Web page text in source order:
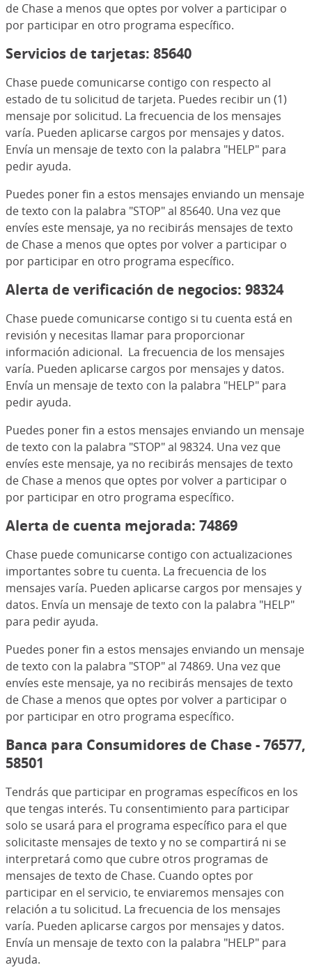
de Chase a menos que optes por volver a participar o
por participar en otro programa específico.
Servicios de tarjetas: 85640
Chase puede comunicarse contigo con respecto al
estado de tu solicitud de tarjeta. Puedes recibir un (1)
mensaje por solicitud. La frecuencia de los mensajes
varía. Pueden aplicarse cargos por mensajes y datos.
Envía un mensaje de texto con la palabra "HELP" para
pedir ayuda.
Puedes poner fin a estos mensajes enviando un mensaje
de texto con la palabra "STOP" al 85640. Una vez que
envíes este mensaje, ya no recibirás mensajes de texto
de Chase a menos que optes por volver a participar o
por participar en otro programa específico.
Alerta de verificación de negocios: 98324
Chase puede comunicarse contigo si tu cuenta está en
revisión y necesitas llamar para proporcionar
información adicional. La frecuencia de los mensajes
varía. Pueden aplicarse cargos por mensajes y datos.
Envía un mensaje de texto con la palabra "HELP" para
pedir ayuda.
Puedes poner fin a estos mensajes enviando un mensaje
de texto con la palabra "STOP" al 98324. Una vez que
envíes este mensaje, ya no recibirás mensajes de texto
de Chase a menos que optes por volver a participar o
por participar en otro programa específico.
Alerta de cuenta mejorada: 74869
Chase puede comunicarse contigo con actualizaciones
importantes sobre tu cuenta. La frecuencia de los
mensajes varía. Pueden aplicarse cargos por mensajes y
datos. Envía un mensaje de texto con la palabra "HELP"
para pedir ayuda.
Puedes poner fin a estos mensajes enviando un mensaje
de texto con la palabra "STOP" al 74869. Una vez que
envíes este mensaje, ya no recibirás mensajes de texto
de Chase a menos que optes por volver a participar o
por participar en otro programa específico.
Banca para Consumidores de Chase - 76577,
58501
Tendrás que participar en programas específicos en los
que tengas interés. Tu consentimiento para participar
solo se usará para el programa específico para el que
solicitaste mensajes de texto y no se compartirá ni se
interpretará como que cubre otros programas de
mensajes de texto de Chase. Cuando optes por
participar en el servicio, te enviaremos mensajes con
relación a tu solicitud. La frecuencia de los mensajes
varía. Pueden aplicarse cargos por mensajes y datos.
Envía un mensaje de texto con la palabra "HELP" para
ayuda.